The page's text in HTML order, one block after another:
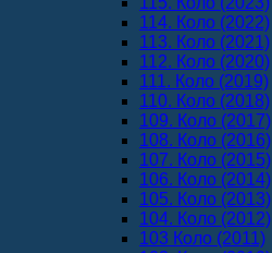
114. Коло (2022)
113. Коло (2021)
112. Коло (2020)
111. Коло (2019)
110. Коло (2018)
109. Коло (2017)
108. Коло (2016)
107. Коло (2015)
106. Коло (2014)
105. Коло (2013)
104. Коло (2012)
103 Коло (2011)